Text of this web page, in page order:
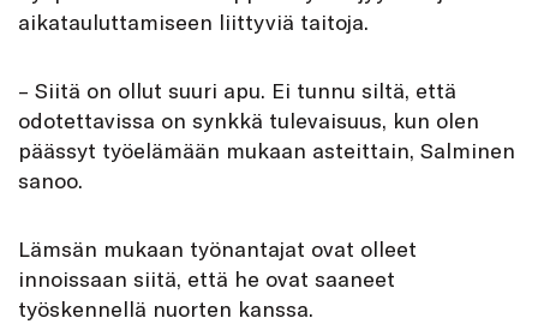
aikataulut­tamiseen liittyviä taitoja.
– Siitä on ollut suuri apu. Ei tunnu siltä, että
odotettavissa on synkkä tulevaisuus, kun olen
päässyt työelämään mukaan asteittain, Salminen
sanoo.
Lämsän mukaan työnantajat ovat olleet
innoissaan siitä, että he ovat saaneet
työskennellä nuorten kanssa.